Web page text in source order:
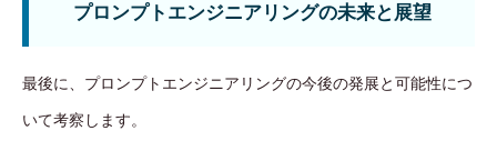
プロンプトエンジニアリングの未来と展望
最後に、プロンプトエンジニアリングの今後の発展と可能性につ
いて考察します。